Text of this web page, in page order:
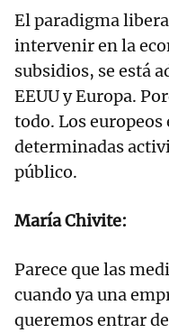
El paradigma
intervenir en la
subsidios, se está
EEUU y Europa.
todo. Los
determinadas
público.
María Chivite:
Parece que las
cuando ya una
queremos entrar